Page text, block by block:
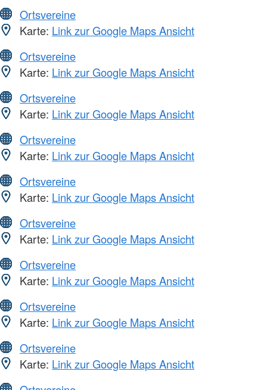
Ortsvereine
Karte: Link zur Google Maps Ansicht
Ortsvereine
Karte: Link zur Google Maps Ansicht
Ortsvereine
Karte: Link zur Google Maps Ansicht
Ortsvereine
Karte: Link zur Google Maps Ansicht
Ortsvereine
Karte: Link zur Google Maps Ansicht
Ortsvereine
Karte: Link zur Google Maps Ansicht
Ortsvereine
Karte: Link zur Google Maps Ansicht
Ortsvereine
Karte: Link zur Google Maps Ansicht
Ortsvereine
Karte: Link zur Google Maps Ansicht